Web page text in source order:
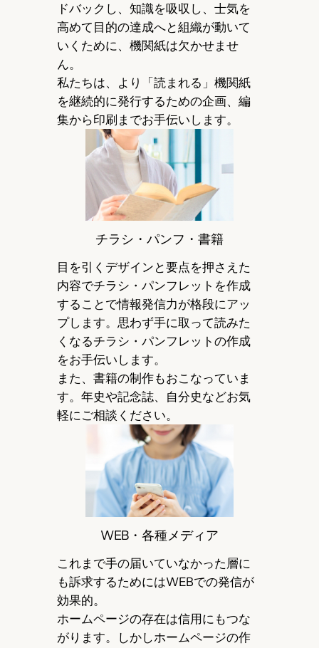
ドバックし、知識を吸収し、士気を
高めて目的の達成へと組織が動いて
いくために、機関紙は欠かせませ
ん。
私たちは、より「読まれる」機関紙
を継続的に発行するための企画、編
集から印刷までお手伝いします。
チラシ・パンフ・書籍
目を引くデザインと要点を押さえた
内容でチラシ・パンフレットを作成
することで情報発信力が格段にアッ
プします。思わず手に取って読みた
くなるチラシ・パンフレットの作成
をお手伝いします。
また、書籍の制作もおこなっていま
す。年史や記念誌、自分史などお気
軽にご相談ください。
WEB・各種メディア
これまで手の届いていなかった層に
も訴求するためにはWEBでの発信が
効果的。
ホームページの存在は信用にもつな
がります。しかしホームページの作